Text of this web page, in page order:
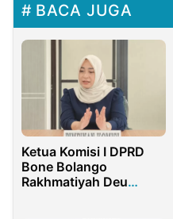
BACA JUGA
Ketua Komisi I DPRD
Bone Bolango
Rakhmatiyah Deu